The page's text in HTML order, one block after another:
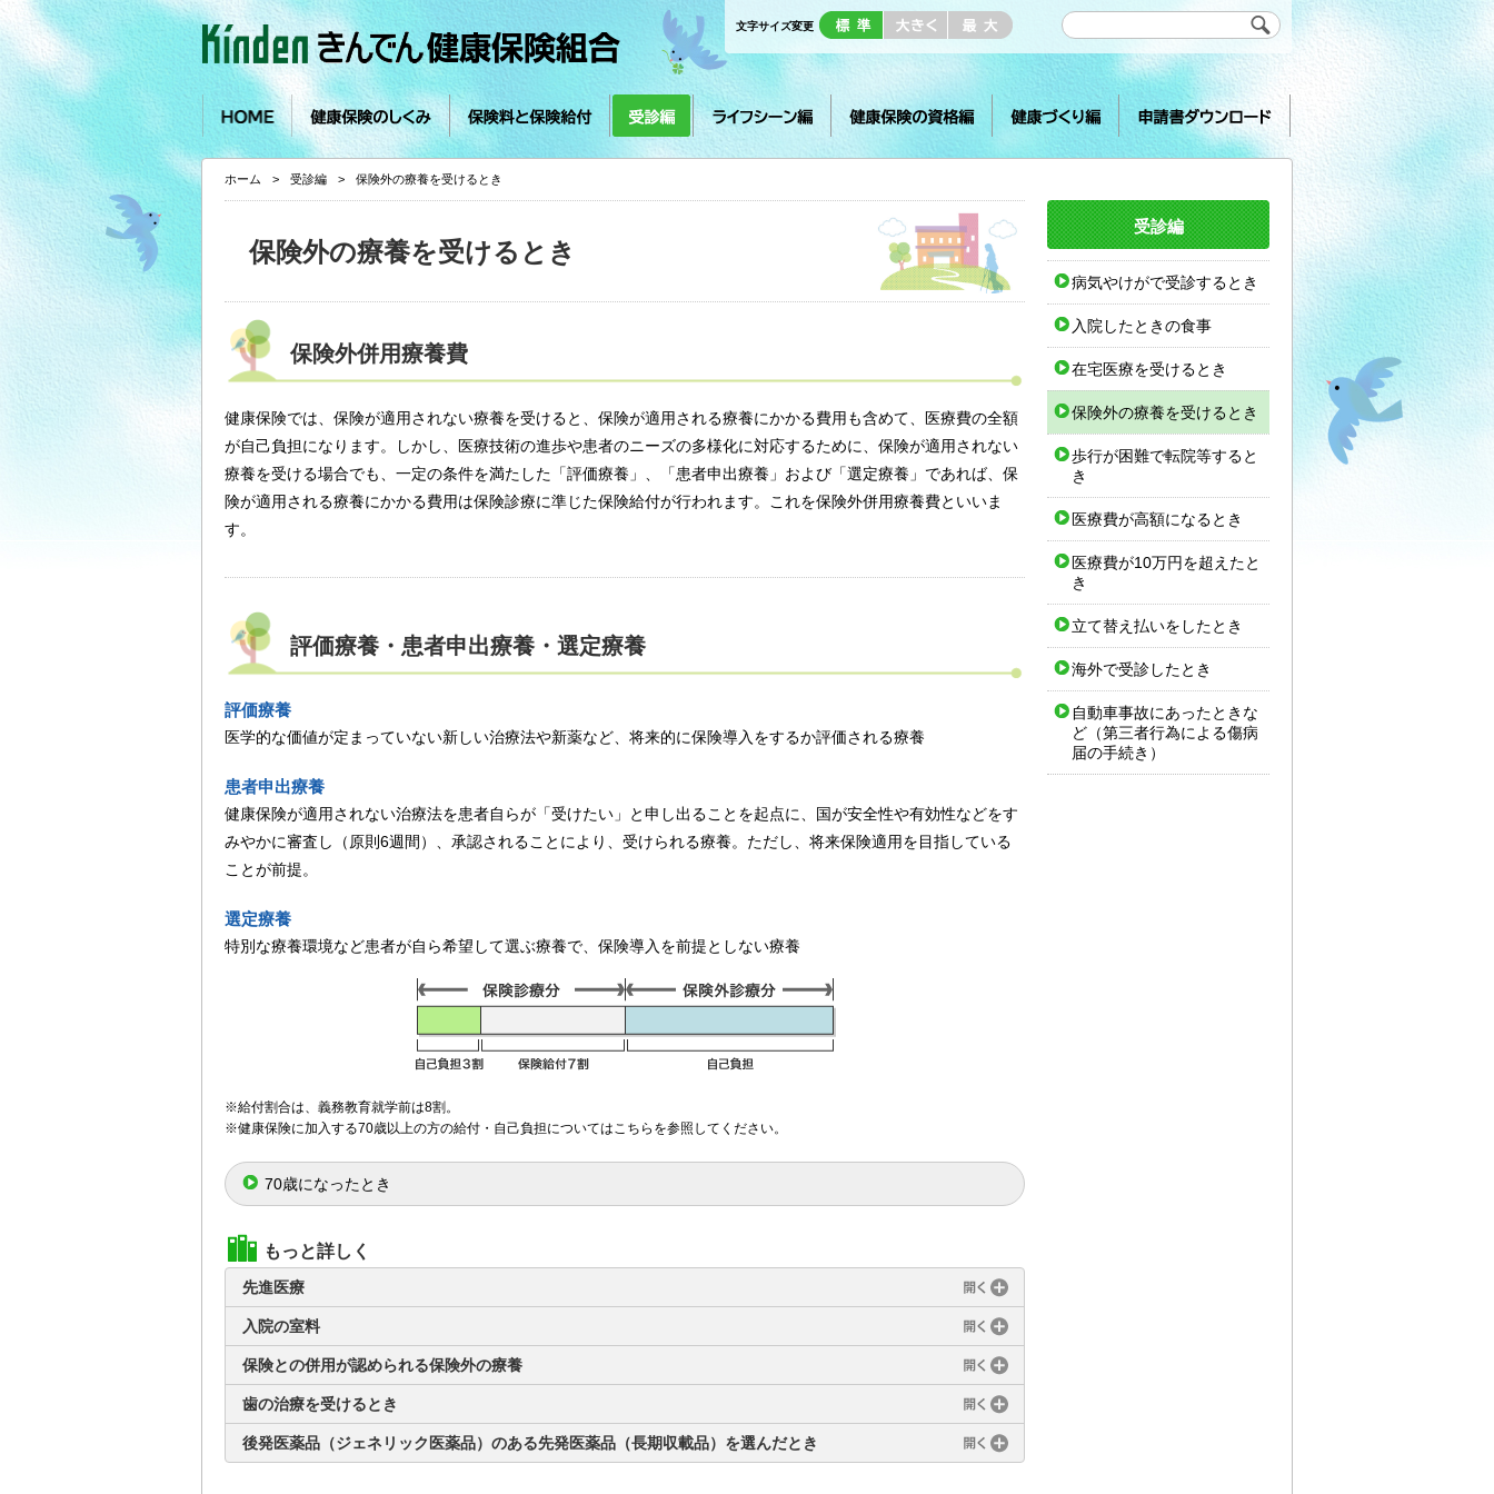
文字サイズ変更
ホーム > 受診編 > 保険外の療養を受けるとき
保険外の療養を受けるとき
保険外併用療養費
健康保険では、保険が適用されない療養を受けると、保険が適用される療養にかかる費用も含めて、医療費の全額
が自己負担になります。しかし、医療技術の進歩や患者のニーズの多様化に対応するために、保険が適用されない
療養を受ける場合でも、一定の条件を満たした「評価療養」、「患者申出療養」および「選定療養」であれば、保
険が適用される療養にかかる費用は保険診療に準じた保険給付が行われます。これを保険外併用療養費といいま
す。
評価療養・患者申出療養・選定療養
評価療養
医学的な価値が定まっていない新しい治療法や新薬など、将来的に保険導入をするか評価される療養
患者申出療養
健康保険が適用されない治療法を患者自らが「受けたい」と申し出ることを起点に、国が安全性や有効性などをす
みやかに審査し（原則6週間）、承認されることにより、受けられる療養。ただし、将来保険適用を目指している
ことが前提。
選定療養
特別な療養環境など患者が自ら希望して選ぶ療養で、保険導入を前提としない療養
※給付割合は、義務教育就学前は8割。
※健康保険に加入する70歳以上の方の給付・自己負担についてはこちらを参照してください。
70歳になったとき
もっと詳しく
先進医療
入院の室料
保険との併用が認められる保険外の療養
歯の治療を受けるとき
後発医薬品（ジェネリック医薬品）のある先発医薬品（長期収載品）を選んだとき
受診編
病気やけがで受診するとき
入院したときの食事
在宅医療を受けるとき
保険外の療養を受けるとき
歩行が困難で転院等すると
き
医療費が高額になるとき
医療費が10万円を超えたと
き
立て替え払いをしたとき
海外で受診したとき
自動車事故にあったときな
ど（第三者行為による傷病
届の手続き）